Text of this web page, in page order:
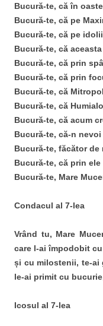
Bucură-te, că în
Bucură-te, că pe
Bucură-te, că pe
Bucură-te, că
Bucură-te, că prin
Bucură-te, că prin
Bucură-te, că
Bucură-te, că
Bucură-te, că acum
Bucură-te, că-n
Bucură-te, făcător de
Bucură-te, că prin
Bucură-te, Mare
Condacul al 7-lea
Vrând tu, Mare
care l-ai împodobit
și cu milostenii, te-ai
le-ai primit cu
Icosul al 7-lea